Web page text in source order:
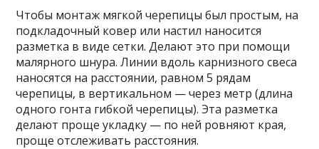
Чтобы монтаж мягкой черепицы был простым, на
подкладочный ковер или настил наносится
разметка в виде сетки. Делают это при помощи
малярного шнура. Линии вдоль карнизного свеса
наносятся на расстоянии, равном 5 рядам
черепицы, в вертикальном — через метр (длина
одного гонта гибкой черепицы). Эта разметка
делают проще укладку — по ней ровняют края,
проще отслеживать расстояния.